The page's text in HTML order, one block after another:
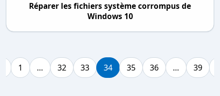
Réparer les fichiers système corrompus de
Windows 10
1 … 32 33 34 35 36 … 39